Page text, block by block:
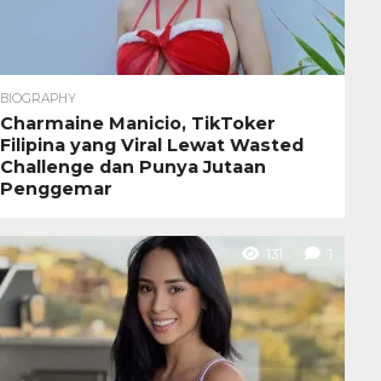
BIOGRAPHY
Charmaine Manicio, TikToker
Filipina yang Viral Lewat Wasted
Challenge dan Punya Jutaan
Penggemar
131 1